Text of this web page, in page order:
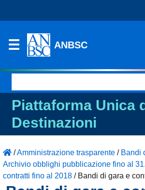
ANBSC
per:
Piattaforma Unica
Destinazioni
/Amministrazione trasparente / Bandi
Archivio obblighi pubblicazione fino al
contratti fino al 2018 / Bandi di gara e